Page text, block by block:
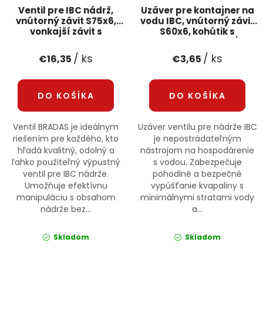
Ventil pre IBC nádrž,
vnútorný závit S75x6,
vonkajší závit s
Bradas
€16,35 / ks
DO KOŠÍKA
Ventil BRADAS je ideálnym
riešením pre každého, kto
hľadá kvalitný, odolný a
ľahko použiteľný výpustný
ventil pre IBC nádrže.
Umožňuje efektívnu
manipuláciu s obsahom
nádrže bez...
Skladom
Uzáver pre kontajner na
vodu IBC, vnútorný závit
S60x6, kohútik s
tesnením
€3,65 / ks
DO KOŠÍKA
Uzáver ventilu pre nádrže IBC
je nepostrádateľným
nástrojom na hospodárenie
s vodou. Zabezpečuje
pohodlné a bezpečné
vypúšťanie kvapaliny s
minimálnymi stratami vody
a...
Skladom